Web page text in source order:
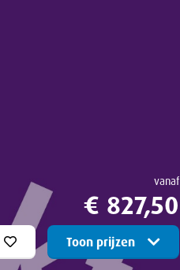
vanaf
€ 827,50
Toon prijzen